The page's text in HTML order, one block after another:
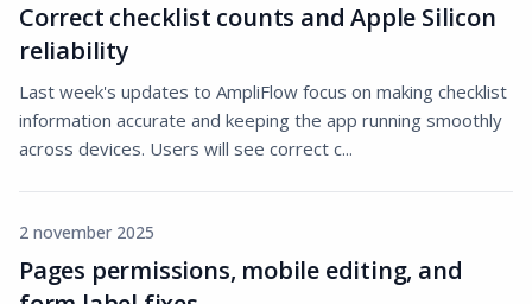
Correct checklist counts and Apple Silicon
reliability
Last week's updates to AmpliFlow focus on making checklist
information accurate and keeping the app running smoothly
across devices. Users will see correct c...
2 november 2025
Pages permissions, mobile editing, and